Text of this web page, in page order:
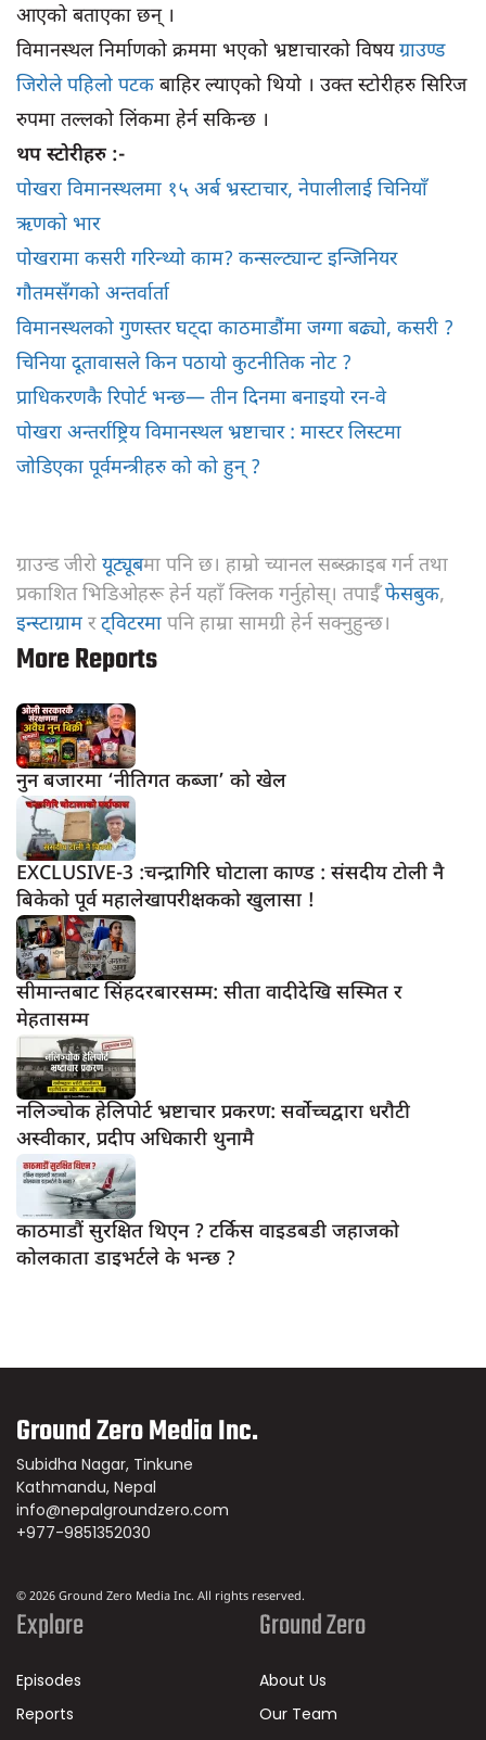
आएको बताएका छन् ।
विमानस्थल निर्माणको क्रममा भएको भ्रष्टाचारको विषयग्राउण्ड
जिरोले पहिलो पटक बाहिर ल्याएको थियो । उक्त स्टोरीहरु सिरिज
रुपमा तल्लको लिंकमा हेर्न सकिन्छ ।
थप स्टोरीहरु :-
पोखरा विमानस्थलमा १५ अर्ब भ्रस्टाचार, नेपालीलाई चिनियाँ
ऋणको भार
पोखरामा कसरी गरिन्थ्यो काम? कन्सल्ट्यान्ट इन्जिनियर
गौतमसँगको अन्तर्वार्ता
विमानस्थलको गुणस्तर घट्दा काठमाडौंमा जग्गा बढ्यो, कसरी ?
चिनिया दूतावासले किन पठायो कुटनीतिक नोट ?
प्राधिकरणकै रिपोर्ट भन्छ— तीन दिनमा बनाइयो रन-वे
पोखरा अन्तर्राष्ट्रिय विमानस्थल भ्रष्टाचार : मास्टर लिस्टमा
जोडिएका पूर्वमन्त्रीहरु को को हुन् ?
ग्राउन्ड जीरो यूट्यूबमा पनि छ। हाम्रो च्यानल सब्स्क्राइब गर्न तथा
प्रकाशित भिडिओहरू हेर्न यहाँ क्लिक गर्नुहोस्। तपाईँफेसबुक,
इन्स्टाग्राम रट्विटरमा पनि हाम्रा सामग्री हेर्न सक्नुहुन्छ।
More Reports
नुन बजारमा ‘नीतिगत कब्जा’ को खेल
EXCLUSIVE-3 :चन्द्रागिरि घोटाला काण्ड : संसदीय टोली नै
बिकेको पूर्व महालेखापरीक्षकको खुलासा !
सीमान्तबाट सिंहदरबारसम्म: सीता वादीदेखि सस्मित र
मेहतासम्म
नलिञ्चोक हेलिपोर्ट भ्रष्टाचार प्रकरण: सर्वोच्चद्वारा धरौटी
अस्वीकार, प्रदीप अधिकारी थुनामै
काठमाडौं सुरक्षित थिएन ? टर्किस वाइडबडी जहाजको
कोलकाता डाइभर्टले के भन्छ ?
Ground Zero Media Inc.
Subidha Nagar, Tinkune
Kathmandu, Nepal
info@nepalgroundzero.com
+977-9851352030
© 2026 Ground Zero Media Inc. All rights reserved.
Explore
Episodes
Reports
Ground Zero
About Us
Our Team